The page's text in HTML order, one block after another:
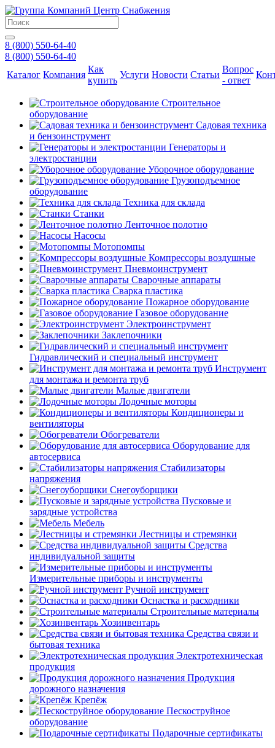
8 (800) 550-64-40
8 (800) 550-64-40
Каталог Компания
Как
купить
Услуги Новости Статьи
Вопрос
- ответ
Строительное
оборудование
Садовая техника
и бензоинструмент
Генераторы и
электростанции
Уборочное оборудование
Грузоподъемное
оборудование
Техника для склада
Станки
Ленточное полотно
Насосы
Мотопомпы
Компрессоры воздушные
Пневмоинструмент
Сварочные аппараты
Сварка пластика
Пожарное оборудование
Газовое оборудование
Электроинструмент
Заклепочники
Гидравлический и специальный инструмент
Инструмент
для монтажа и ремонта труб
Малые двигатели
Лодочные моторы
Кондиционеры и
вентиляторы
Обогреватели
Оборудование для
автосервиса
Стабилизаторы
напряжения
Снегоуборщики
Пусковые и
зарядные устройства
Мебель
Лестницы и стремянки
Средства
индивидуальной защиты
Измерительные приборы и инструменты
Ручной инструмент
Оснастка и расходники
Строительные материалы
Хозинвентарь
Средства связи и
бытовая техника
Электротехническая
продукция
Продукция
дорожного назначения
Крепёж
Пескоструйное
оборудование
Подарочные сертификаты